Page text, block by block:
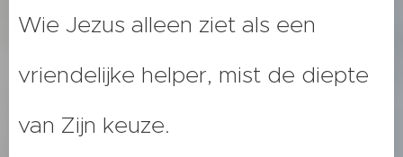
Wie Jezus alleen ziet als een
vriendelijke helper, mist de diepte
van Zijn keuze.